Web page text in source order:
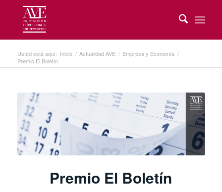
Usted está aquí: Inicio / Actualidad AVE / Empresa y Economía /
Premio El Boletín
Premio El Boletín